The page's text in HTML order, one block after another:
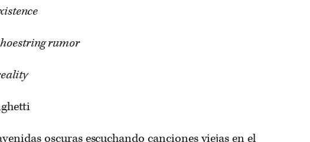
rumor
oscuras escuchando canciones viejas en el